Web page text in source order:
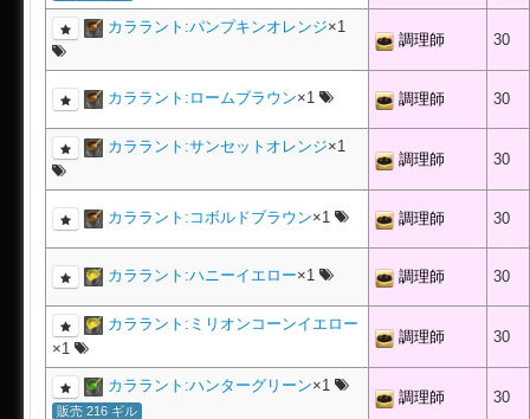
カララント:パンプキンオレンジ×1
調理師 30
カララント:ロームブラウン×1 調理師 30
カララント:サンセットオレンジ×1
調理師 30
カララント:コボルドブラウン×1 調理師 30
カララント:ハニーイエロー×1 調理師 30
カララント:ミリオンコーンイエロー
×1
調理師 30
カララント:ハンターグリーン×1
販売 216 ギル
調理師 30